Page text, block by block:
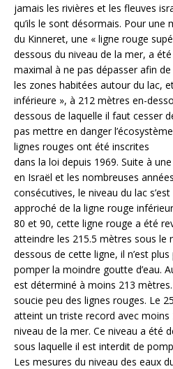
jamais les rivières et les fleuves
qu’ils le sont désormais. Pour une
du Kinneret, une « ligne rouge
dessous du niveau de la mer, a
maximal à ne pas dépasser afin
les zones habitées autour du lac,
inférieure », à 212 mètres en-
dessous de laquelle il faut cesser
pas mettre en danger
lignes rouges ont été inscrites
dans la loi depuis 1969. Suite à
en Israël et les nombreuses
consécutives, le niveau du lac s’est
approché de la ligne rouge
80 et 90, cette ligne rouge a été
atteindre les 215.5 mètres sous le
dessous de cette ligne, il n’est
pomper la moindre goutte d’eau.
est déterminé à moins 213
soucie peu des lignes rouges. Le
atteint un triste record avec moins
niveau de la mer. Ce niveau a été
sous laquelle il est interdit de
Les mesures du niveau des eaux